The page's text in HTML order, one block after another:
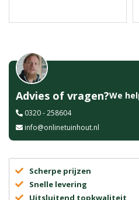
Advies of vragen?We
0320 - 258604
info@onlinetuinhout.nl
Scherpe prijzen
Snelle levering
Uitsluitend topkwaliteit